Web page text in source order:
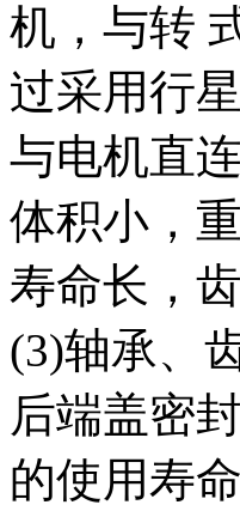
机，与转
过采用行
与电机直
体积小，
寿命长，
(3)轴承、
后端盖密
的使用寿